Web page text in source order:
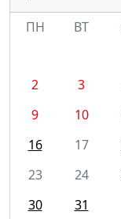
ПН
ВТ
2
3
9
10
16
17
23
24
30
31